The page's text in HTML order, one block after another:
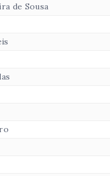
de Sousa